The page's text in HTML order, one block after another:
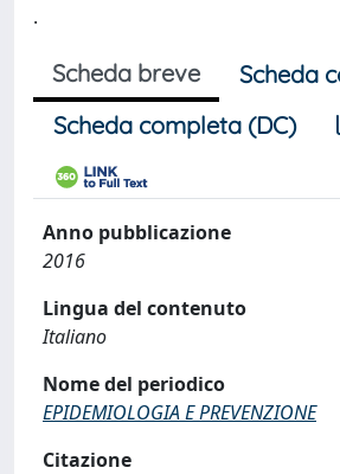
.
Scheda breve
Scheda
Scheda completa (DC)
Anno pubblicazione
2016
Lingua del contenuto
Italiano
Nome del periodico
EPIDEMIOLOGIA E PREVENZIONE
Citazione